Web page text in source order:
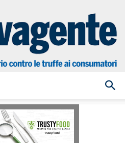
Salvagente